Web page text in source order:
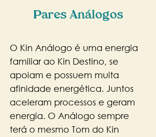
Pares Análogos
O Kin Análogo é uma energia
familiar ao Kin Destino, se
apoiam e possuem muita
afinidade energética. Juntos
aceleram processos e geram
energia. O Análogo sempre
terá o mesmo Tom do Kin